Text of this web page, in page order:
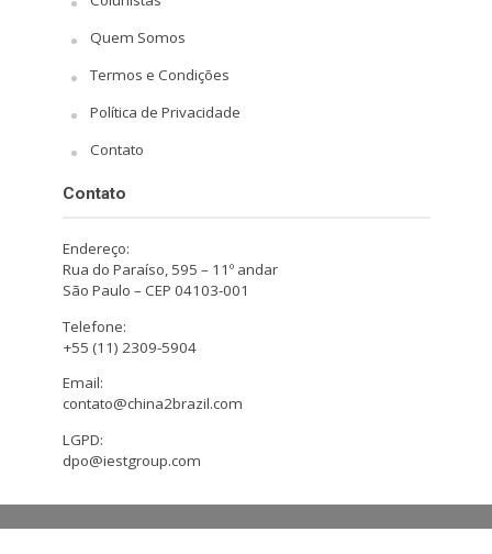
Quem Somos
Termos e Condições
Política de Privacidade
Contato
Contato
Endereço:
Rua do Paraíso, 595 – 11º andar
São Paulo – CEP 04103-001
Telefone:
+55 (11) 2309-5904
Email:
contato@china2brazil.com
LGPD:
dpo@iestgroup.com